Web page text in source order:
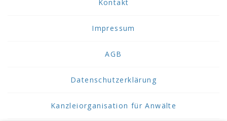
Kontakt
Impressum
AGB
Datenschutzerklärung
Kanzleiorganisation für Anwälte